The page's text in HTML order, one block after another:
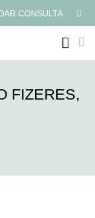
CONSULTA
FIZERES,